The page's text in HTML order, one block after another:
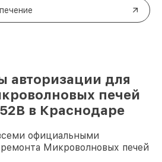
авторизации для
печей
в Краснодаре
официальными
Микроволновых печей